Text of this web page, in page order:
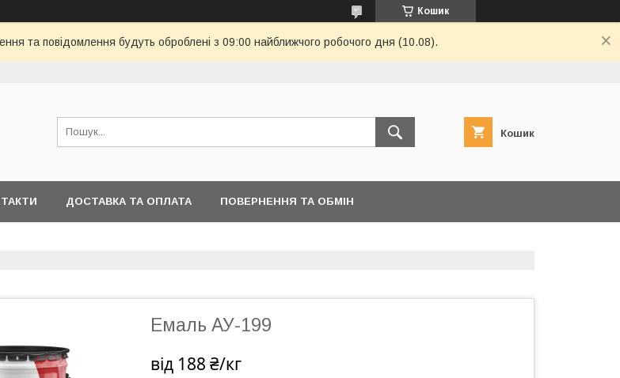
Кошик
та повідомлення будуть оброблені з 09:00 найближчого робочого дня (10.08).
Кошик
ДОСТАВКА ТА ОПЛАТА ПОВЕРНЕННЯ ТА ОБМІН
Емаль АУ-199
від 188 ₴/кг